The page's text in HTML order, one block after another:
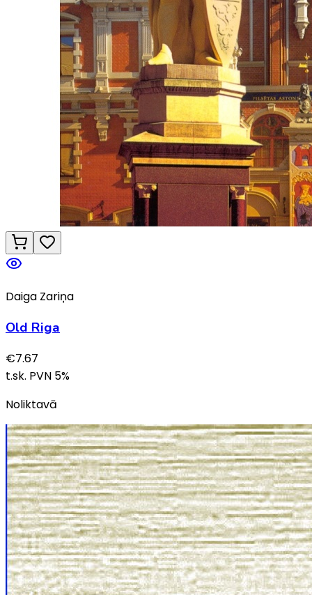
Daiga Zariņa
Old Riga
€7.67
t.sk. PVN 5%
Noliktavā